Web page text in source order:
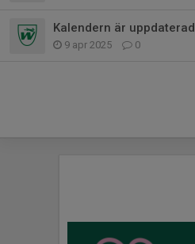
Kalendern är uppdaterad
9 apr 2025 0